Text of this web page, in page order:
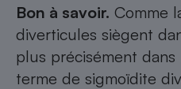
Bon à savoir. Comme
diverticules siègent
plus précisément
terme de sigmoïdite